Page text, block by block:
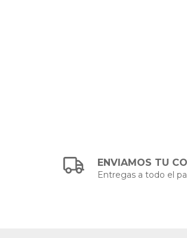
ENVIAMOS TU
Entregas a todo el